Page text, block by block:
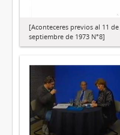
[Aconteceres previos al 11 de
septiembre de 1973 N°8]